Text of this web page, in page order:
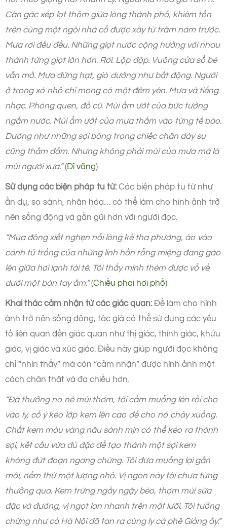
Căn gác xép lọt thỏm giữa lòng thành phố, khiêm tốn
trên cùng một ngôi nhà cổ được xây từ trăm năm trước.
Mưa rơi đều đều. Những giọt nước cộng hưởng với nhau
thành từng giọt lớn hơn. Rơi. Lộp độp. Vuông cửa sổ bé
vẫn mở. Mưa đứng hạt, gió dường như bất động. Người
ở trong xó nhỏ chỉ mong có một đêm yên. Mưa và tiếng
nhạc. Phòng quen, đồ cũ. Mùi ẩm ướt của bức tường
ngấm nước. Mùi ẩm ướt của mưa thấm vào từng tế bào.
Dường như những sợi bông trong chiếc chăn dày sụ
cũng thấm đẫm. Nhưng không phải mùi của mưa mà là
mùi người xưa.”(Dĩ vãng)
Sử dụng các biện pháp tu từ:Các biện pháp tu từ như
ẩn dụ, so sánh, nhân hóa… có thể làm cho hình ảnh trở
nên sống động và gần gũi hơn với người đọc.
“Mùa đông xiết nghẹn nỗi lòng kẻ tha phương, ào vào
cánh tủ trống của những linh hồn rỗng miệng đang gào
lên giữa hơi lạnh tái tê. Tôi thấy mình thèm được vỗ về
dưới một bàn tay ấm.”(Chiều phai hơi phố)
Khai thác cảm nhận từ các giác quan:Để làm cho hình
ảnh trở nên sống động, tác giả có thể sử dụng các yếu
tố liên quan đến giác quan như thị giác, thính giác, khứu
giác, vị giác và xúc giác. Điều này giúp người đọc không
chỉ “nhìn thấy” mà còn “cảm nhận” được hình ảnh một
cách chân thật và đa chiều hơn.
“Đã thưởng no nê mùi thơm, tôi cầm muỗng lên rồi cho
vào ly, cố ý kéo lớp kem lên cao để cho nó chảy xuống.
Chất kem màu vàng nâu sánh mịn có thể kéo ra thành
sợi, kết cấu vừa đủ đặc để tạo thành một sợi kem
không đứt đoạn ngang chừng. Tôi đưa muỗng lại gần
môi, nếm thử một lượng nhỏ. Vị ngon này tôi chưa từng
thưởng qua. Kem trứng ngầy ngậy béo, thơm mùi sữa
đặc và đường, vị ngọt lan nhanh trên mặt lưỡi. Tôi tưởng
chừng như cả Hà Nội đã tan ra cùng ly cà phê Giảng ấy.”